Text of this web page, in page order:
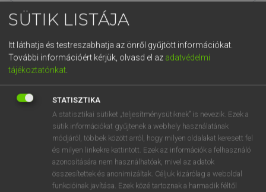
search
KERESÉS
Díjmentes angol szótár
fn utókezelés
⚲ aftercarekeresése szótárainkban
SÜTIK LISTÁJA
Itt láthatja és testreszabhatja az önről gyűjtött információkat.
További információért kérjük, olvasd el az adatvédelmi
tájékoztatónkat
STATISZTIKA
A statisztikai sütiket „teljesítménysütiknek” is nevezik. Ezek a
sütik információkat gyűjtenek a webhely használatának
módjáról, többek között arról, hogy milyen oldalakat keresett fel
és milyen linkekre kattintott. Ezek az információk a felhasználó
azonosítására nem használhatóak, mivel az adatok
összesítettek és anonimizáltak. Céljuk kizárólag a weboldal
funkcióinak javítása. Ezek közé tartoznak a harmadik féltől
GR
5 6 7 8 9 ö ü ó
r t z u i o p ő ú
k l ű
n m , . AltGr